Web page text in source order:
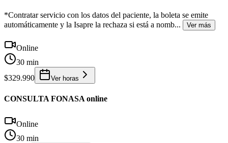
*Contratar servicio con los datos del paciente, la boleta se emite
automáticamente y la Isapre la rechaza si está a nomb... Ver más
Online
30 min
$329.990
Ver horas
CONSULTA FONASA online
Online
30 min